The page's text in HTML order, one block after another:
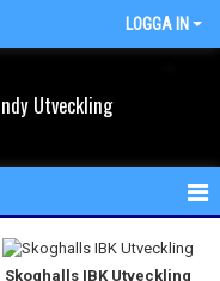
LOGGA IN
Utveckling
Skoghalls IBK Utveckling